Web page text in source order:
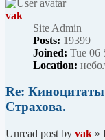
vak
Site Admin
Posts: 19399
Joined: Tue 06
Location:
Re:
Страхова.
Unread post by vak »